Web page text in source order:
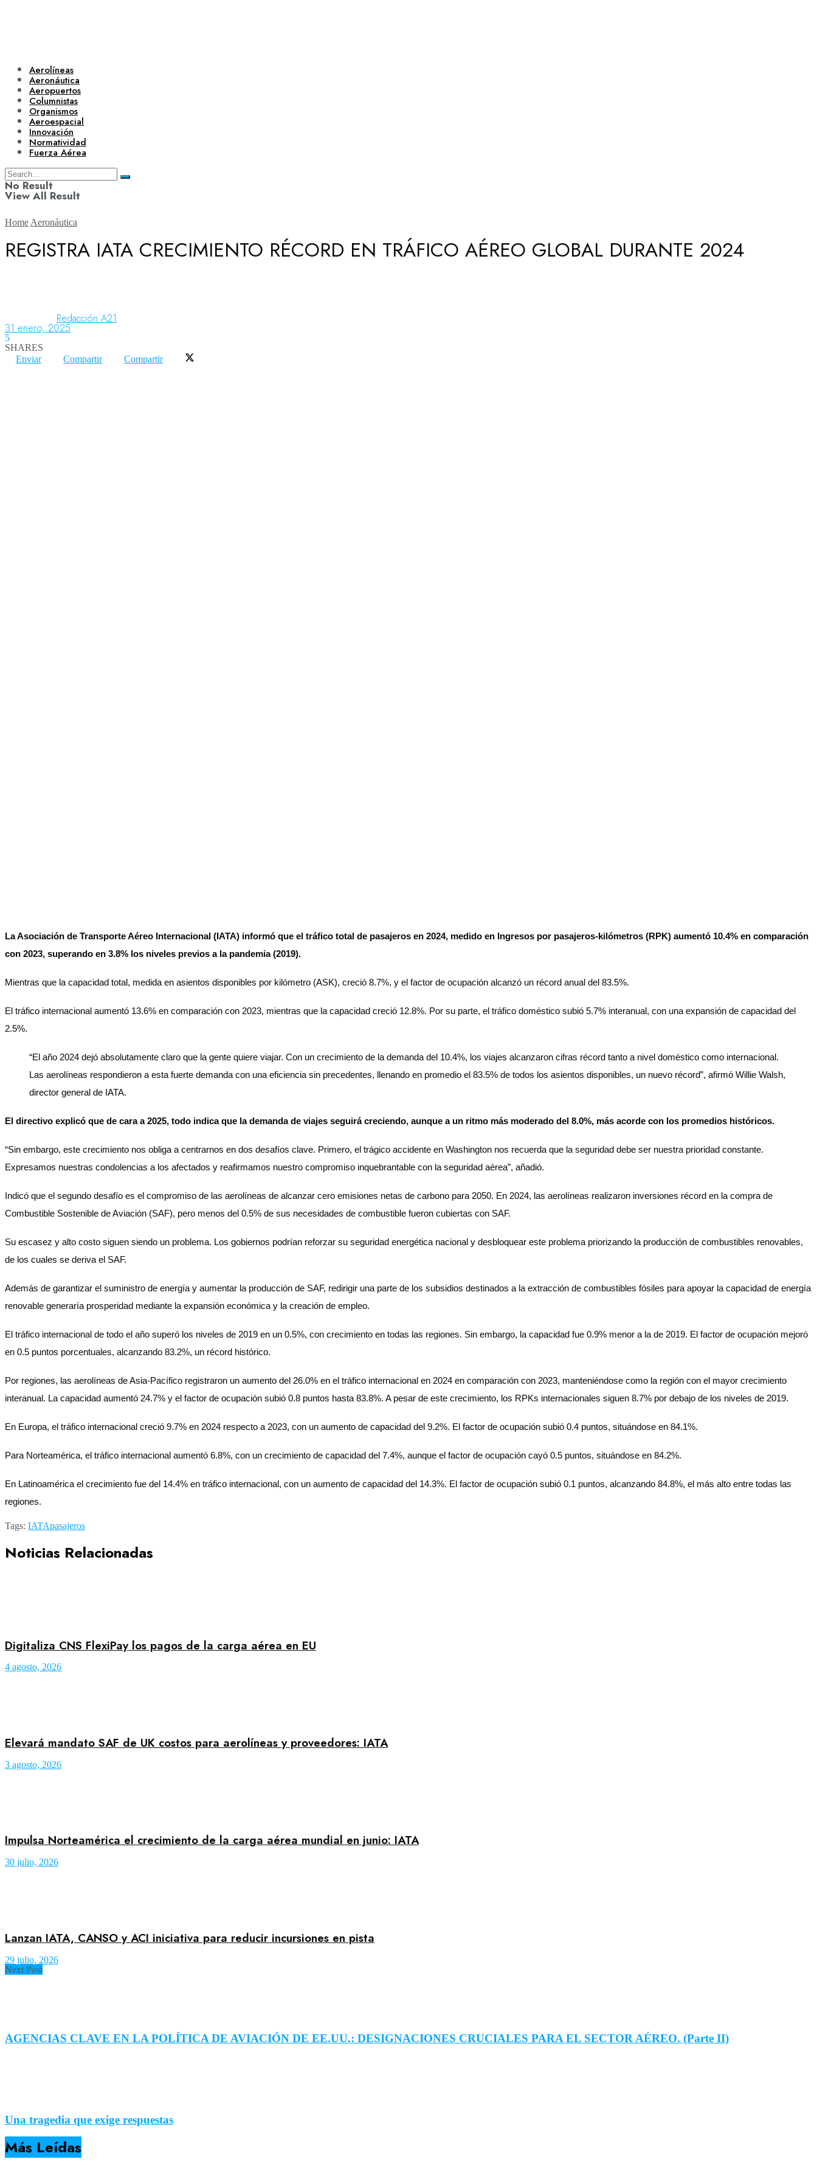
Aerolíneas
Aeronáutica
Aeropuertos
Columnistas
Organismos
Aeroespacial
Innovación
Normatividad
Fuerza Aérea
No Result
View All Result
Aeronáutica
Aeropuertos
Home Aeronáutica
REGISTRA IATA CRECIMIENTO RÉCORD EN TRÁFICO AÉREO GLOBAL DURANTE 2024
Redacción A21
31 enero, 2025
5
SHARES
Enviar
Compartir Compartir
La Asociación de Transporte Aéreo Internacional (IATA) informó que el tráfico total de pasajeros en 2024, medido en Ingresos por pasajeros-kilómetros (RPK) aumentó 10.4% en comparación
con 2023, superando en 3.8% los niveles previos a la pandemia (2019).
Mientras que la capacidad total, medida en asientos disponibles por kilómetro (ASK), creció 8.7%, y el factor de ocupación alcanzó un récord anual del 83.5%.
El tráfico internacional aumentó 13.6% en comparación con 2023, mientras que la capacidad creció 12.8%. Por su parte, el tráfico doméstico subió 5.7% interanual, con una expansión de capacidad del
2.5%.
“El año 2024 dejó absolutamente claro que la gente quiere viajar. Con un crecimiento de la demanda del 10.4%, los viajes alcanzaron cifras récord tanto a nivel doméstico como internacional.
Las aerolíneas respondieron a esta fuerte demanda con una eficiencia sin precedentes, llenando en promedio el 83.5% de todos los asientos disponibles, un nuevo récord”, afirmó Willie Walsh,
director general de IATA.
El directivo explicó que de cara a 2025, todo indica que la demanda de viajes seguirá creciendo, aunque a un ritmo más moderado del 8.0%, más acorde con los promedios históricos.
“Sin embargo, este crecimiento nos obliga a centrarnos en dos desafíos clave. Primero, el trágico accidente en Washington nos recuerda que la seguridad debe ser nuestra prioridad constante.
Expresamos nuestras condolencias a los afectados y reafirmamos nuestro compromiso inquebrantable con la seguridad aérea”, añadió.
Indicó que el segundo desafío es el compromiso de las aerolíneas de alcanzar cero emisiones netas de carbono para 2050. En 2024, las aerolíneas realizaron inversiones récord en la compra de
Combustible Sostenible de Aviación (SAF), pero menos del 0.5% de sus necesidades de combustible fueron cubiertas con SAF.
Su escasez y alto costo siguen siendo un problema. Los gobiernos podrían reforzar su seguridad energética nacional y desbloquear este problema priorizando la producción de combustibles renovables,
de los cuales se deriva el SAF.
Además de garantizar el suministro de energía y aumentar la producción de SAF, redirigir una parte de los subsidios destinados a la extracción de combustibles fósiles para apoyar la capacidad de energía
renovable generaría prosperidad mediante la expansión económica y la creación de empleo.
El tráfico internacional de todo el año superó los niveles de 2019 en un 0.5%, con crecimiento en todas las regiones. Sin embargo, la capacidad fue 0.9% menor a la de 2019. El factor de ocupación mejoró
en 0.5 puntos porcentuales, alcanzando 83.2%, un récord histórico.
Por regiones, las aerolíneas de Asia-Pacífico registraron un aumento del 26.0% en el tráfico internacional en 2024 en comparación con 2023, manteniéndose como la región con el mayor crecimiento
interanual. La capacidad aumentó 24.7% y el factor de ocupación subió 0.8 puntos hasta 83.8%. A pesar de este crecimiento, los RPKs internacionales siguen 8.7% por debajo de los niveles de 2019.
En Europa, el tráfico internacional creció 9.7% en 2024 respecto a 2023, con un aumento de capacidad del 9.2%. El factor de ocupación subió 0.4 puntos, situándose en 84.1%.
Para Norteamérica, el tráfico internacional aumentó 6.8%, con un crecimiento de capacidad del 7.4%, aunque el factor de ocupación cayó 0.5 puntos, situándose en 84.2%.
En Latinoamérica el crecimiento fue del 14.4% en tráfico internacional, con un aumento de capacidad del 14.3%. El factor de ocupación subió 0.1 puntos, alcanzando 84.8%, el más alto entre todas las
regiones.
Tags: IATApasajeros
Noticias Relacionadas
Digitaliza CNS FlexiPay los pagos de la carga aérea en EU
4 agosto, 2026
Elevará mandato SAF de UK costos para aerolíneas y proveedores: IATA
3 agosto, 2026
Impulsa Norteamérica el crecimiento de la carga aérea mundial en junio: IATA
30 julio, 2026
Lanzan IATA, CANSO y ACI iniciativa para reducir incursiones en pista
29 julio, 2026
Next Post
AGENCIAS CLAVE EN LA POLÍTICA DE AVIACIÓN DE EE.UU.: DESIGNACIONES CRUCIALES PARA EL SECTOR AÉREO. (Parte II)
Una tragedia que exige respuestas
Más Leídas